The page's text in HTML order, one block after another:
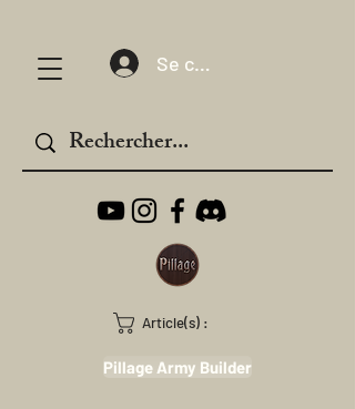
Se connecter
Article(s) :
Pillage Army Builder